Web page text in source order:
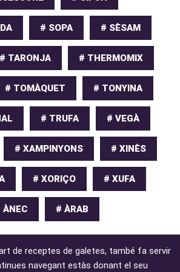
de receptes de galetes, també fa servir
navegant estàs donant el seu
# SOPA # SÈSAM
# TARONJA # THERMOMIX
# TOMÀQUET # TONYINA
# TRUFA # VEGÀ
# XAMPINYONS # XINÈS
# XORIÇO # XUFA
ÀNEC # ÀRAB